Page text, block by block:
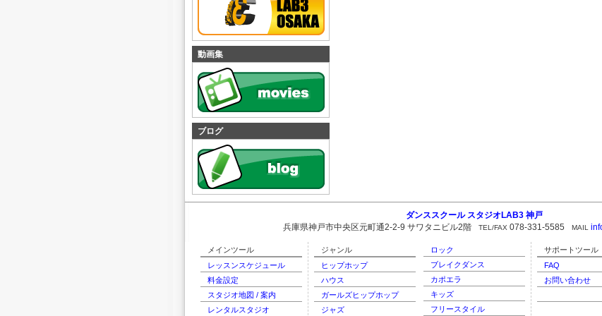
動画集
ブログ
ダンススクール スタジオLAB3 神戸
兵庫県神戸市中央区元町通2-2-9 サワタニビル2階TEL/FAX 078-331-5585 MAIL
メインツール
レッスンスケジュール
料金設定
スタジオ地図 / 案内
レンタルスタジオ
ジャンル
ヒップホップ
ハウス
ガールズヒップホップ
ジャズ
ロック
ブレイクダンス
カポエラ
キッズ
フリースタイル
サポートツール
FAQ
お問い合わせ